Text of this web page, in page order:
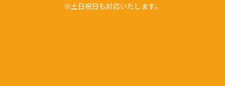
※土日祝日も対応いたします。